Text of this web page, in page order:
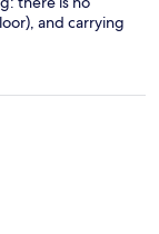
and carrying
or water kettle in
on the first
with
with 2 chairs (on
Conclusion: *
of the hotel